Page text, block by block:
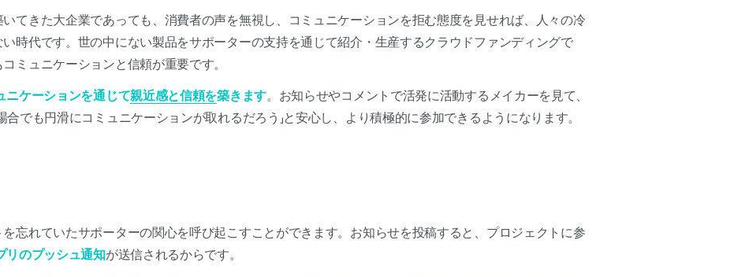
てきた大企業であっても、消費者の声を無視し、コミュニケーションを拒む態度を見せれば、人々の冷
時代です。世の中にない製品をサポーターの支持を通じて紹介・生産するクラウドファンディングで
ミュニケーションと信頼が重要です。
ニケーションを通じて親近感と信頼を築きます。お知らせやコメントで活発に活動するメイカーを見て、
でも円滑にコミュニケーションが取れるだろう」と安心し、より積極的に参加できるようになります。
忘れていたサポーターの関心を呼び起こすことができます。お知らせを投稿すると、プロジェクトに参
リのプッシュ通知が送信されるからです。